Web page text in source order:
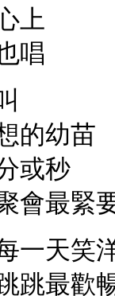
上
唱
的幼苗
或秒
會最緊
一天笑
跳最歡